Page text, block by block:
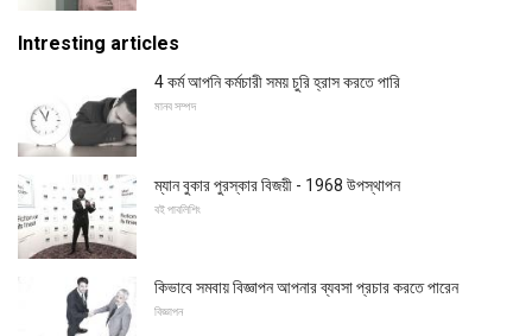
Intresting articles
4 কর্ম আপনি কর্মচারী সময় চুরি হ্রাস করতে পারি
মানব সম্পদ
ম্যান বুকার পুরস্কার বিজয়ী - 1968 উপস্থাপন
বই পাবলিশিং
কিভাবে সমবায় বিজ্ঞাপন আপনার ব্যবসা প্রচার করতে পারেন
বিজ্ঞাপন